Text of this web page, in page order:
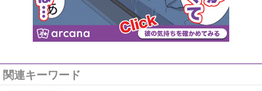
関連キーワード